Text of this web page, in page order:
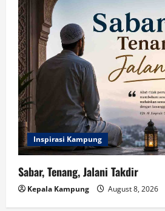
Inspirasi Kampung
Sabar, Tenang, Jalani Takdir
Kepala Kampung August 8, 2026